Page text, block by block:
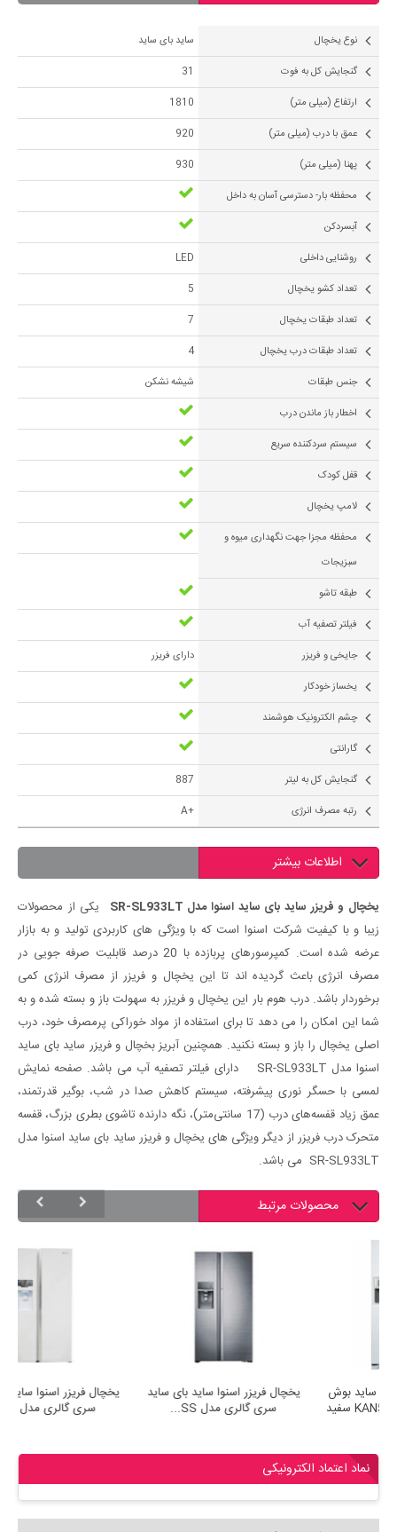
نوع یخچال
ساید بای ساید
گنجایش کل به فوت
31
ارتفاع (میلی متر)
1810
عمق با درب (میلی متر)
920
پهنا (میلی متر)
930
محفظه بار- دسترسی آسان به داخل
آبسردکن
روشنایی داخلی
LED
تعداد کشو یخچال
5
تعداد طبقات یخچال
7
تعداد طبقات درب یخچال
4
جنس طبقات
شیشه نشکن
اخطار باز ماندن درب
سیستم سردکننده سریع
قفل کودک
لامپ یخچال
محفظه مجزا جهت نگهداری میوه و
سبزیجات
طبقه تاشو
فیلتر تصفیه آب
جایخی و فریزر
دارای فریزر
یخساز خودکار
چشم الکترونیک هوشمند
گارانتی
گنجایش کل به لیتر
887
رتبه مصرف انرژی
+A
اطلاعات بیشتر
یخچال و فریزر ساید بای ساید اسنوا مدل SR-SL933LT
یکی از محصولات
زیبا و با کیفیت شرکت اسنوا است که با ویژگی های کاربردی تولید و به بازار
عرضه شده است. کمپرسورهای پربازده با 20 درصد قابلیت صرفه جویی در
مصرف انرژی باعث گردیده اند تا این یخچال و فریزر از مصرف انرژی کمی
برخوردار باشد. درب هوم بار این یخچال و فریزر به سهولت باز و بسته شده و به
شما این امکان را می دهد تا برای استفاده از مواد خوراکی پرمصرف خود، درب
اصلی یخچال را باز و بسته نکنید. همچنین آبریز بخچال و فریزر ساید بای ساید
اسنوا مدل SR-SL933LT دارای فیلتر تصفیه آب می باشد. صفحه‌ نمایش
لمسی با حسگر نوری پیشرفته، سیستم کاهش صدا در شب، بوگیر قدرتمند،
عمق زیاد قفسه‌های درب (17 سانتی‌متر)، نگه‌ دارنده تاشوی بطری بزرگ، قفسه
متحرک درب فریزر از دیگر ویژگی های یخچال و فریزر ساید بای ساید اسنوا مدل
SR-SL933LT می باشد.
محصولات مرتبط
یخچال فریزر اسنوا ساید بای ساید
سری گالری مدل SS...
یخچال فریزر ساید بای ساید بوش
Bosch مدل KAN58A104 سفید
نماد اعتماد الکترونیکی